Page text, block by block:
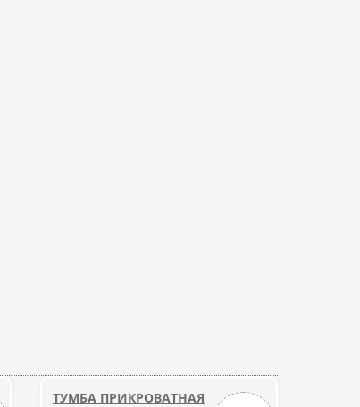
ТУМБА ПРИКРОВАТНАЯ